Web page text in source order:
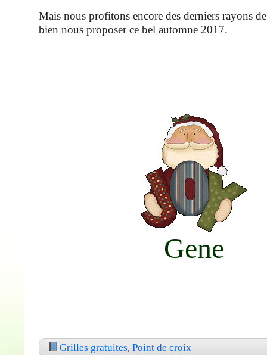
Mais nous profitons encore des derniers rayons
bien nous proposer ce bel automne 2017.
Gene
Grilles gratuites, Point de croix